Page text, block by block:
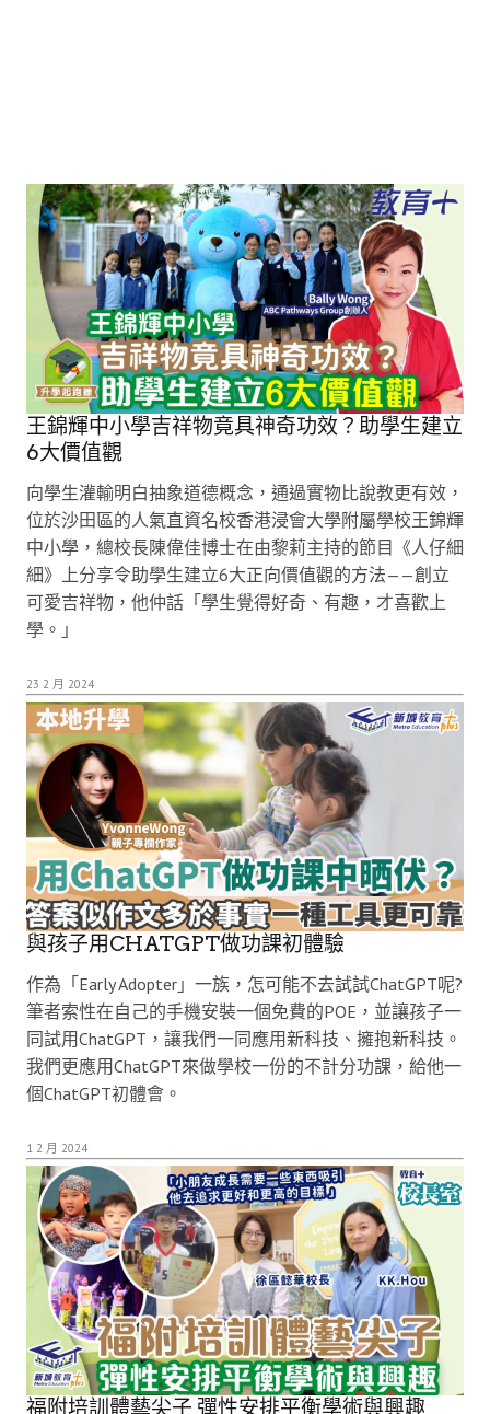
王錦輝中小學吉祥物竟具神奇功效？助學生建立
6大價值觀
向學生灌輸明白抽象道德概念，通過實物比說教更有效，
位於沙田區的人氣直資名校香港浸會大學附屬學校王錦輝
中小學，總校長陳偉佳博士在由黎莉主持的節目《人仔細
細》上分享令助學生建立6大正向價值觀的方法——創立
可愛吉祥物，他仲話「學生覺得好奇、有趣，才喜歡上
學。」
23 2 月 2024
與孩子用CHATGPT做功課初體驗
作為「Early Adopter」一族，怎可能不去試試ChatGPT呢?
筆者索性在自己的手機安裝一個免費的POE，並讓孩子一
同試用ChatGPT，讓我們一同應用新科技、擁抱新科技。
我們更應用ChatGPT來做學校一份的不計分功課，給他一
個ChatGPT初體會。
1 2 月 2024
福附培訓體藝尖子 彈性安排平衡學術與興趣